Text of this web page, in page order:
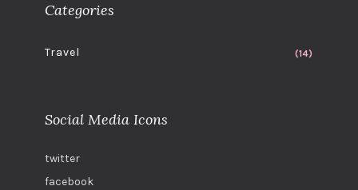
Categories
Travel (14)
Social Media Icons
twitter
facebook